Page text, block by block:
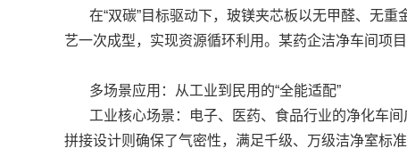
在“双碳”目标驱动下，玻镁夹芯板以无甲醛、无
艺一次成型，实现资源循环利用。某药企洁净车间项
多场景应用：从工业到民用的“全能适配”
工业核心场景：电子、医药、食品行业的净化车
拼接设计则确保了气密性，满足千级、万级洁净室标准